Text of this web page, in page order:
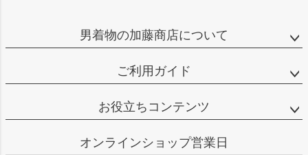
男着物の加藤商店について
ご利用ガイド
お役立ちコンテンツ
オンラインショップ営業日